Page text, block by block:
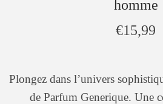
homme
€15,99
Plongez dans l’univers
de Parfum Generique. Une